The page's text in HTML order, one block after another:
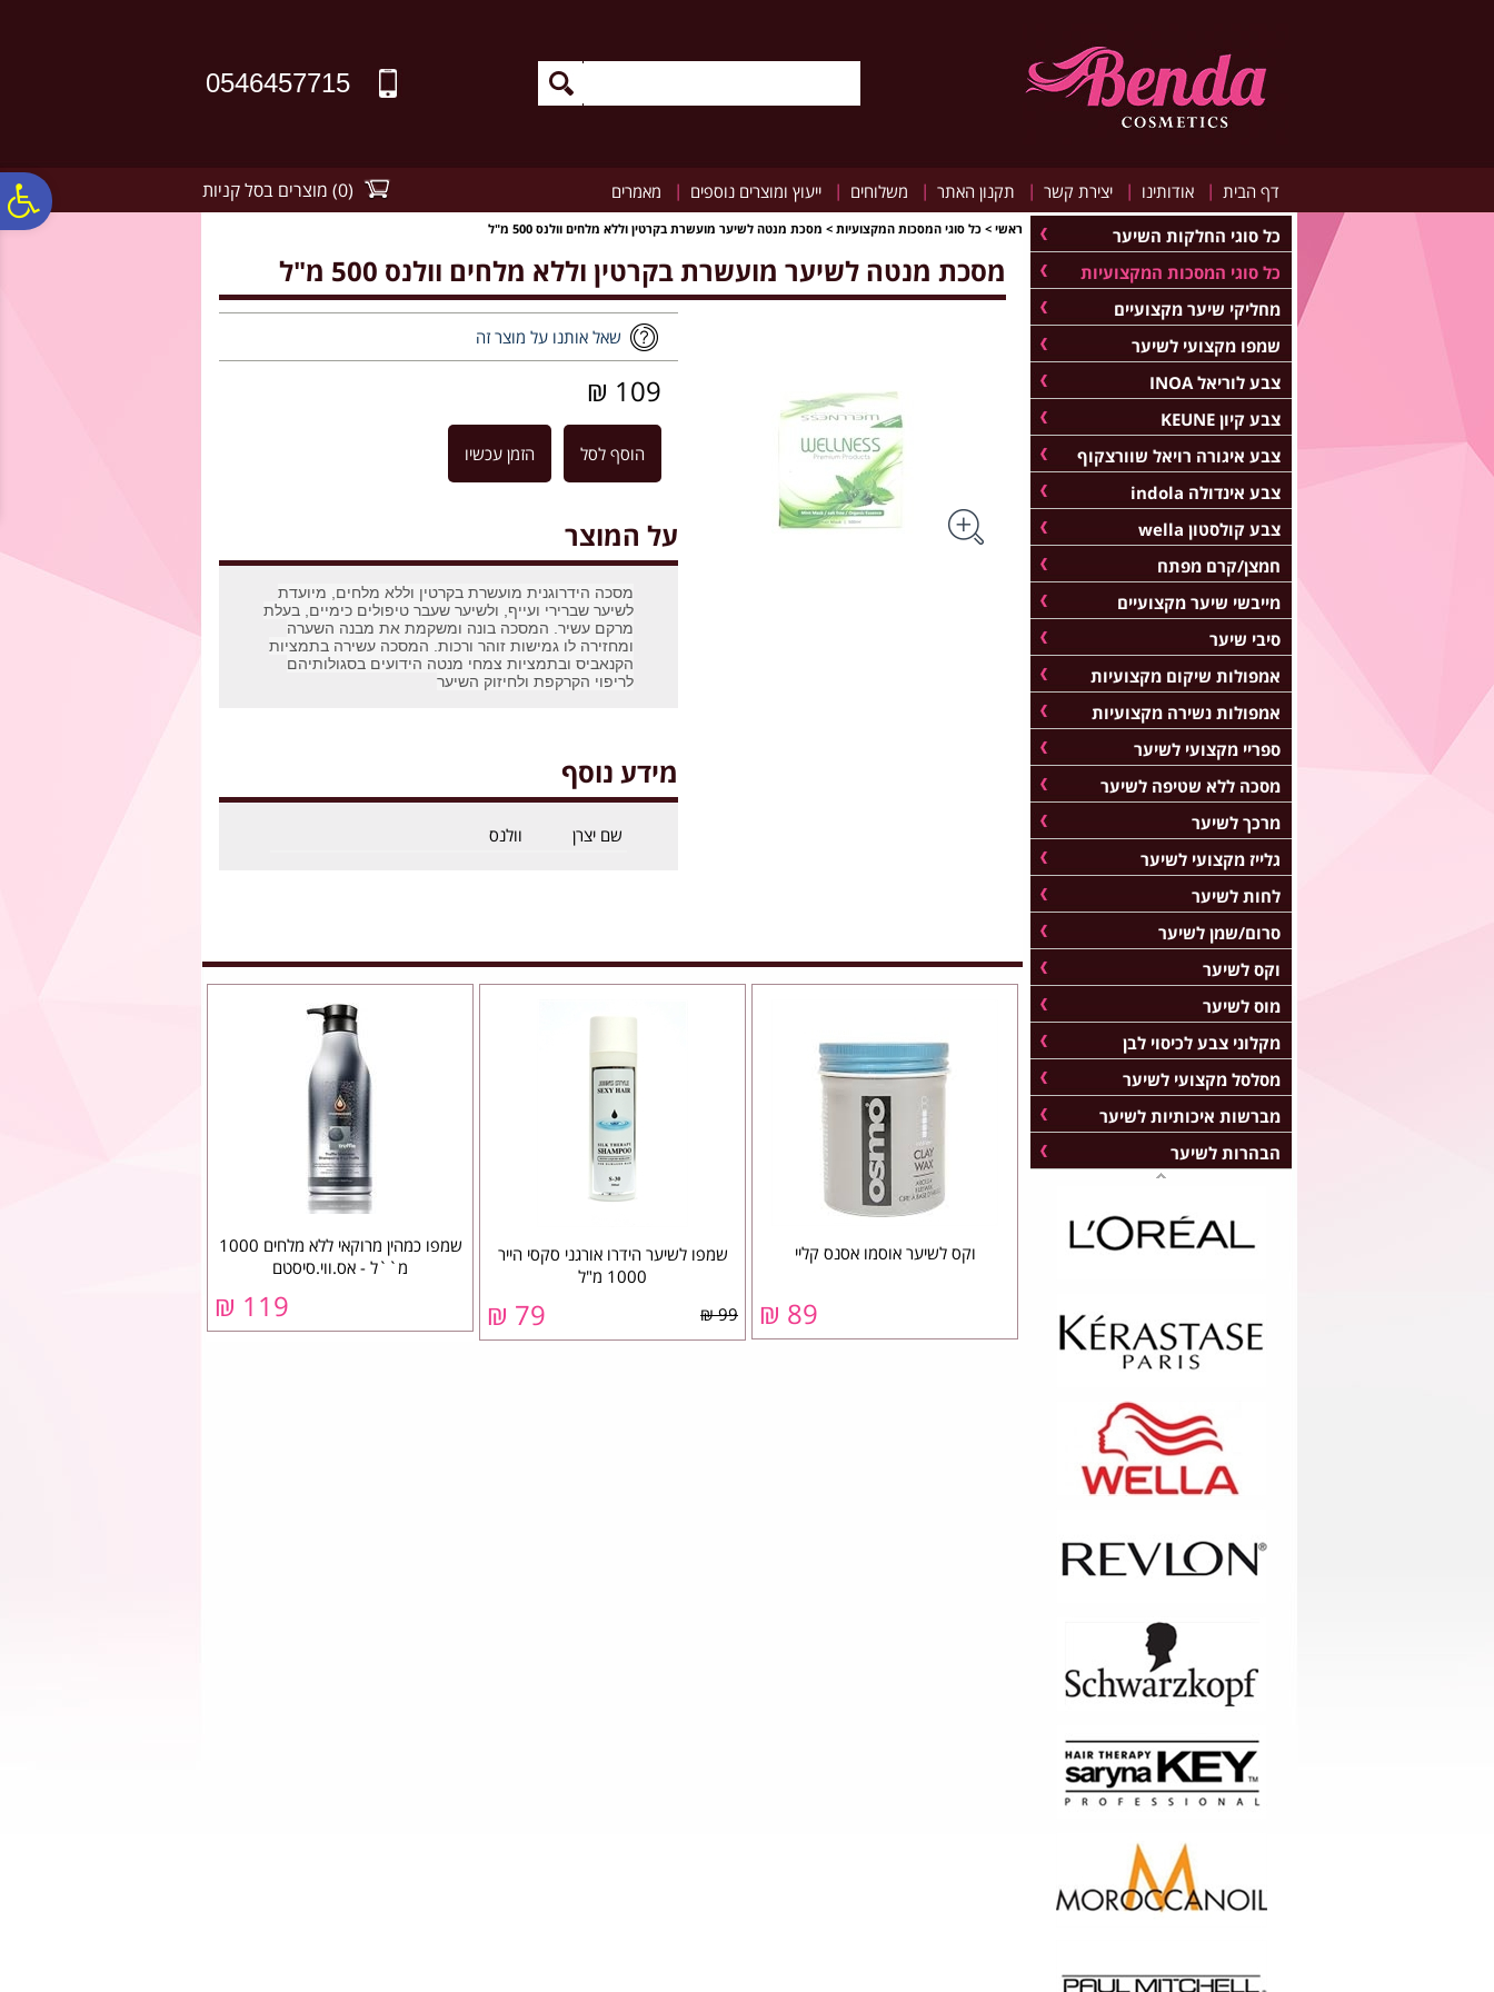
0546457715
דף הבית | אודותינו | יצירת קשר | תקנון האתר | משלוחים | ייעוץ ומוצרים נוספים | מאמרים (
0
) מוצרים בסל קניות
ראשי > כל סוגי המסכות המקצועיות > מסכת מנטה לשיער מועשרת בקרטין וללא מלחים וולנס 500 מ"ל
מסכת מנטה לשיער מועשרת בקרטין וללא מלחים וולנס 500 מ"ל
שאל אותנו על מוצר זה
109 ₪
הוסף לסל הזמן עכשיו
על המוצר
מסכה הידרוגנית מועשרת בקרטין וללא מלחים, מיועדת
לשיער שברירי ועייף, ולשיער שעבר טיפולים כימיים, בעלת
מרקם עשיר. המסכה בונה ומשקמת את מבנה השערה
ומחזירה לו גמישות זוהר ורכות. המסכה עשירה בתמציות
הקנאביס ובתמציות צמחי מנטה הידועים בסגולותיהם
לריפוי הקרקפת ולחיזוק השיער
מידע נוסף
שם יצרן וולנס
וקס לשיער אוסמו אסנס קליי
89 ₪
שמפו לשיער הידרו אורגני סקסי הייר
1000 מ"ל
99 ₪
79 ₪
שמפו כמהין מרוקאי ללא מלחים 1000
מ``ל - אס.ווי.סיסטם
119 ₪
כל סוגי החלקות השיער
כל סוגי המסכות המקצועיות
מחליקי שיער מקצועיים
שמפו מקצועי לשיער
צבע לוריאל INOA
צבע קיון KEUNE
צבע איגורה רויאל שוורצקוף
צבע אינדולה indola
צבע קולסטון wella
חמצן/קרם מפתח
מייבשי שיער מקצועיים
סיבי שיער
אמפולות שיקום מקצועיות
אמפולות נשירה מקצועיות
ספריי מקצועי לשיער
מסכה ללא שטיפה לשיער
מרכך לשיער
גלייז מקצועי לשיער
לחות לשיער
סרום/שמן לשיער
וקס לשיער
מוס לשיער
מקלוני צבע לכיסוי לבן
מסלסל מקצועי לשיער
מברשות איכותיות לשיער
הבהרות לשיער